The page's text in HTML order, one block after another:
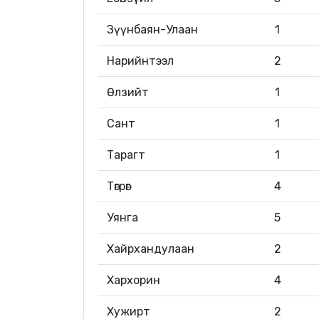
Зүүнбаян-Улаан 1
Нарийнтээл 2
Өлзийт 1
Сант 1
Тарагт 1
Төгрөг 4
Уянга 5
Хайрхандулаан 2
Хархорин 4
Хужирт 2